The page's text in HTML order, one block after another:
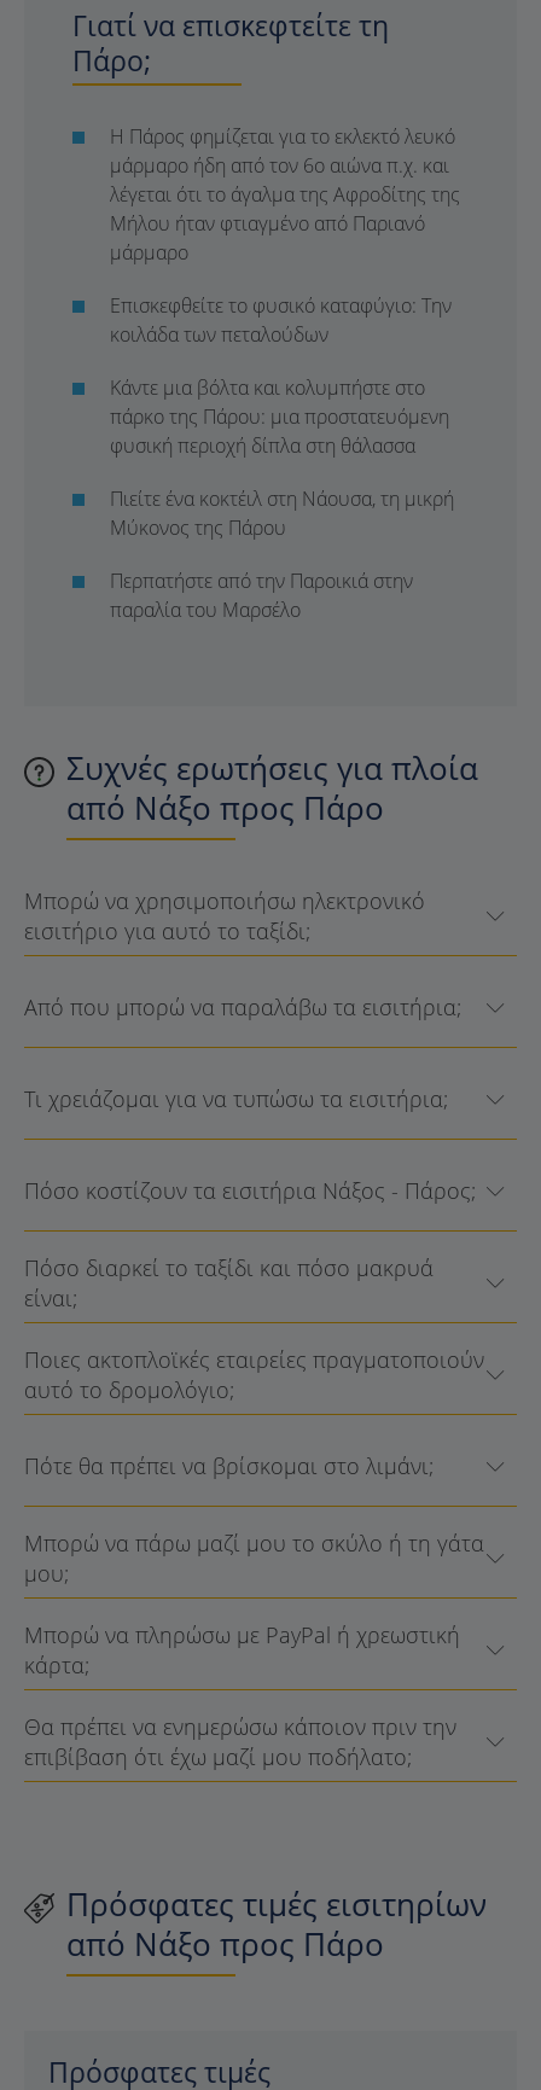
Γιατί να επισκεφτείτε τη
Πάρο;
Η Πάρος φημίζεται για το εκλεκτό λευκό
μάρμαρο ήδη από τον 6ο αιώνα π.χ. και
λέγεται ότι το άγαλμα της Αφροδίτης της
Μήλου ήταν φτιαγμένο από Παριανό
μάρμαρο
Επισκεφθείτε το φυσικό καταφύγιο: Την
κοιλάδα των πεταλούδων
Κάντε μια βόλτα και κολυμπήστε στο
πάρκο της Πάρου: μια προστατευόμενη
φυσική περιοχή δίπλα στη θάλασσα
Πιείτε ένα κοκτέιλ στη Νάουσα, τη μικρή
Μύκονος της Πάρου
Περπατήστε από την Παροικιά στην
παραλία του Μαρσέλο
Συχνές ερωτήσεις για πλοία
από Νάξο προς Πάρο
Μπορώ να χρησιμοποιήσω ηλεκτρονικό
εισιτήριο για αυτό το ταξίδι;
Από που μπορώ να παραλάβω τα εισιτήρια;
Τι χρειάζομαι για να τυπώσω τα εισιτήρια;
Πόσο κοστίζουν τα εισιτήρια Νάξος - Πάρος;
Πόσο διαρκεί το ταξίδι και πόσο μακρυά
είναι;
Ποιες ακτοπλοϊκές εταιρείες πραγματοποιούν
αυτό το δρομολόγιο;
Πότε θα πρέπει να βρίσκομαι στο λιμάνι;
Μπορώ να πάρω μαζί μου το σκύλο ή τη γάτα
μου;
Μπορώ να πληρώσω με PayPal ή χρεωστική
κάρτα;
Θα πρέπει να ενημερώσω κάποιον πριν την
επιβίβαση ότι έχω μαζί μου ποδήλατο;
Πρόσφατες τιμές εισιτηρίων
από Νάξο προς Πάρο
Πρόσφατες τιμές